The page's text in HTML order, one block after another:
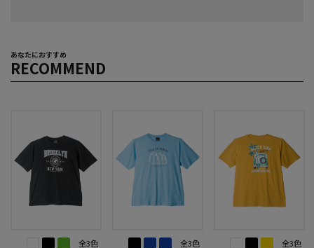
あなたにおすすめ
RECOMMEND
全3色 全3色 全3色